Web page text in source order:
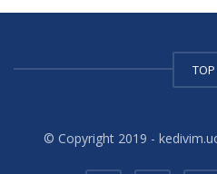
TOP
© Copyright 2019 -